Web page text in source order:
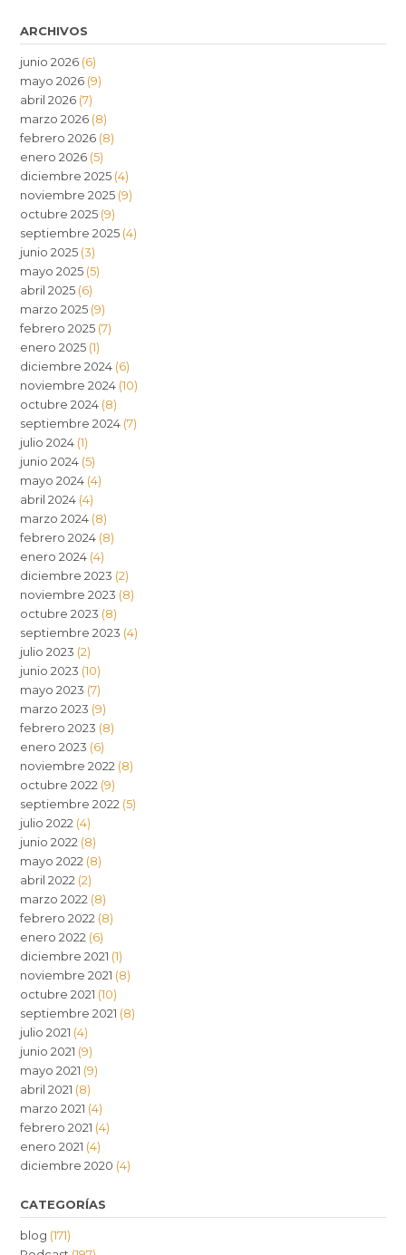
ARCHIVOS
junio 2026 (6)
mayo 2026 (9)
abril 2026 (7)
marzo 2026 (8)
febrero 2026 (8)
enero 2026 (5)
diciembre 2025 (4)
noviembre 2025 (9)
octubre 2025 (9)
septiembre 2025 (4)
junio 2025 (3)
mayo 2025 (5)
abril 2025 (6)
marzo 2025 (9)
febrero 2025 (7)
enero 2025 (1)
diciembre 2024 (6)
noviembre 2024 (10)
octubre 2024 (8)
septiembre 2024 (7)
julio 2024 (1)
junio 2024 (5)
mayo 2024 (4)
abril 2024 (4)
marzo 2024 (8)
febrero 2024 (8)
enero 2024 (4)
diciembre 2023 (2)
noviembre 2023 (8)
octubre 2023 (8)
septiembre 2023 (4)
julio 2023 (2)
junio 2023 (10)
mayo 2023 (7)
marzo 2023 (9)
febrero 2023 (8)
enero 2023 (6)
noviembre 2022 (8)
octubre 2022 (9)
septiembre 2022 (5)
julio 2022 (4)
junio 2022 (8)
mayo 2022 (8)
abril 2022 (2)
marzo 2022 (8)
febrero 2022 (8)
enero 2022 (6)
diciembre 2021 (1)
noviembre 2021 (8)
octubre 2021 (10)
septiembre 2021 (8)
julio 2021 (4)
junio 2021 (9)
mayo 2021 (9)
abril 2021 (8)
marzo 2021 (4)
febrero 2021 (4)
enero 2021 (4)
diciembre 2020 (4)
CATEGORÍAS
blog (171)